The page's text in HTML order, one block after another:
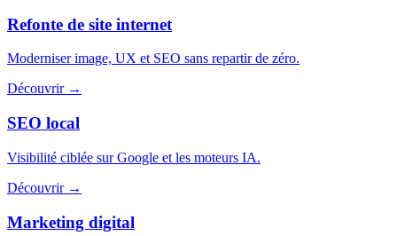
Refonte de site internet
Moderniser image, UX et SEO sans repartir de zéro.
Découvrir →
SEO local
Visibilité ciblée sur Google et les moteurs IA.
Découvrir →
Marketing digital